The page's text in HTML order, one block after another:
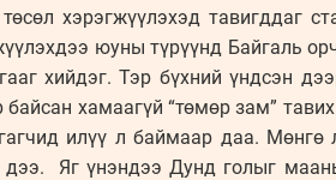
хэрэгжүүлэхэд тавигддаг
юуны түрүүнд Байгаль
хийдэг. Тэр бүхний үндсэн
хамаагүй “төмөр зам” тавих
илүү л баймаар даа. Мөнгө
дээ. Яг үнэндээ Дунд голыг